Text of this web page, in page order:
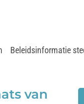
Beleidsinformatie
van